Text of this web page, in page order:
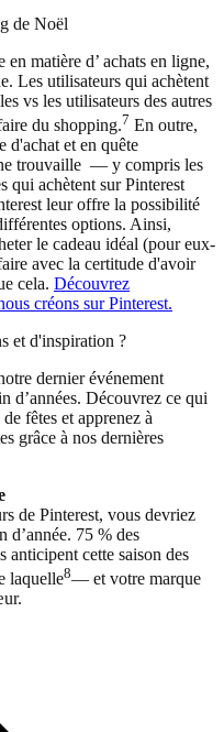
de Noël
matière d’ achats en ligne,
Les utilisateurs qui achètent
vs les utilisateurs des autres
du shopping.7 En outre,
d'achat et en quête
trouvaille — y compris les
qui achètent sur Pinterest
leur offre la possibilité
options. Ainsi,
le cadeau idéal (pour eux-
avec la certitude d'avoir
cela. Découvrez
créons sur Pinterest.
et d'inspiration ?
dernier événement
d’années. Découvrez ce qui
fêtes et apprenez à
grâce à nos dernières
de Pinterest, vous devriez
d’année. 75 % des
anticipent cette saison des
laquelle8— et votre marque